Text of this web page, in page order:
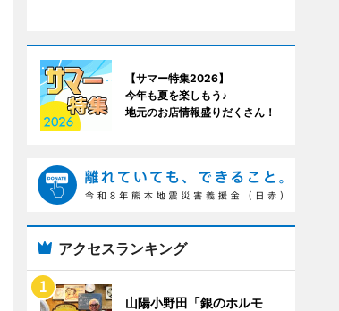
【サマー特集2026】
今年も夏を楽しもう♪
地元のお店情報盛りだくさん！
アクセスランキング
山陽小野田「銀のホルモ